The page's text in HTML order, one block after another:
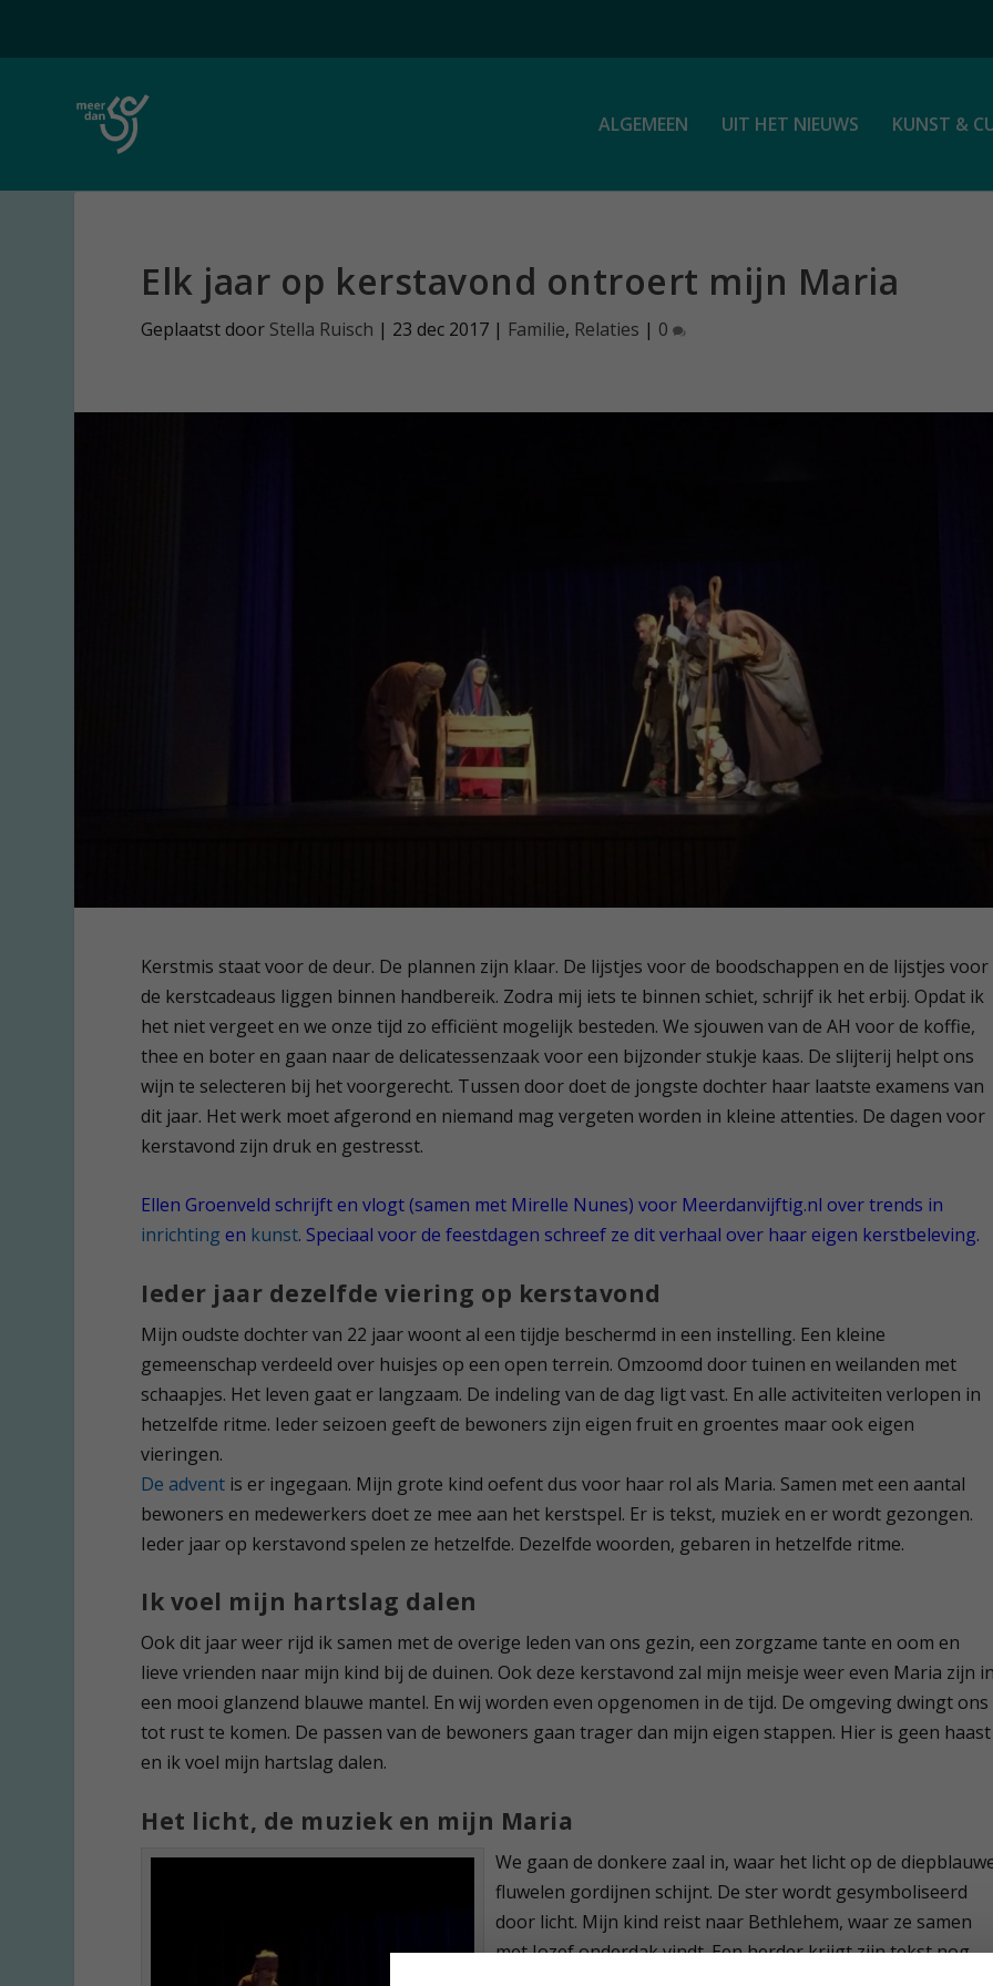
ALGEMEEN UIT HET NIEUWS KUNST &
Elk jaar op kerstavond ontroert mijn Maria
Geplaatst door Stella Ruisch | 23 dec 2017 | Familie, Relaties | 0
Kerstmis staat voor de deur. De plannen zijn klaar. De lijstjes voor de boodschappen en de lijstjes voor
de kerstcadeaus liggen binnen handbereik. Zodra mij iets te binnen schiet, schrijf ik het erbij. Opdat ik
het niet vergeet en we onze tijd zo efficiënt mogelijk besteden. We sjouwen van de AH voor de koffie,
thee en boter en gaan naar de delicatessenzaak voor een bijzonder stukje kaas. De slijterij helpt ons
wijn te selecteren bij het voorgerecht. Tussen door doet de jongste dochter haar laatste examens van
dit jaar. Het werk moet afgerond en niemand mag vergeten worden in kleine attenties. De dagen voor
kerstavond zijn druk en gestresst.
Ellen Groenveld schrijft en vlogt (samen met Mirelle Nunes) voor Meerdanvijftig.nl over trends in
inrichting en kunst. Speciaal voor de feestdagen schreef ze dit verhaal over haar eigen kerstbeleving.
Ieder jaar dezelfde viering op kerstavond
Mijn oudste dochter van 22 jaar woont al een tijdje beschermd in een instelling. Een kleine
gemeenschap verdeeld over huisjes op een open terrein. Omzoomd door tuinen en weilanden met
schaapjes. Het leven gaat er langzaam. De indeling van de dag ligt vast. En alle activiteiten verlopen in
hetzelfde ritme. Ieder seizoen geeft de bewoners zijn eigen fruit en groentes maar ook eigen
vieringen.
De advent is er ingegaan. Mijn grote kind oefent dus voor haar rol als Maria. Samen met een aantal
bewoners en medewerkers doet ze mee aan het kerstspel. Er is tekst, muziek en er wordt gezongen.
Ieder jaar op kerstavond spelen ze hetzelfde. Dezelfde woorden, gebaren in hetzelfde ritme.
Ik voel mijn hartslag dalen
Ook dit jaar weer rijd ik samen met de overige leden van ons gezin, een zorgzame tante en oom en
lieve vrienden naar mijn kind bij de duinen. Ook deze kerstavond zal mijn meisje weer even Maria zijn
een mooi glanzend blauwe mantel. En wij worden even opgenomen in de tijd. De omgeving dwingt ons
tot rust te komen. De passen van de bewoners gaan trager dan mijn eigen stappen. Hier is geen haast
en ik voel mijn hartslag dalen.
Het licht, de muziek en mijn Maria
We gaan de donkere zaal in, waar het licht op de
fluwelen gordijnen schijnt. De ster wordt gesymboliseerd
door licht. Mijn kind reist naar Bethlehem, waar ze samen
met Jozef onderdak vindt. Een herder krijgt zijn tekst nog